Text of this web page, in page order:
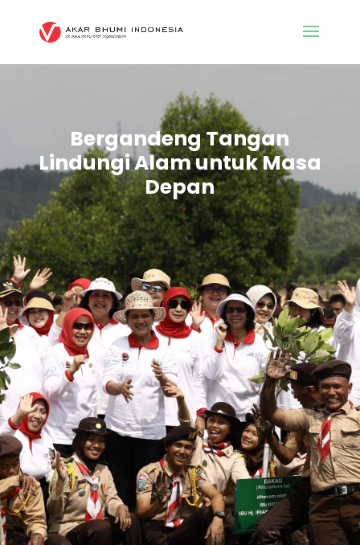
Bergandeng Tangan
Lindungi Alam untuk Masa
Depan